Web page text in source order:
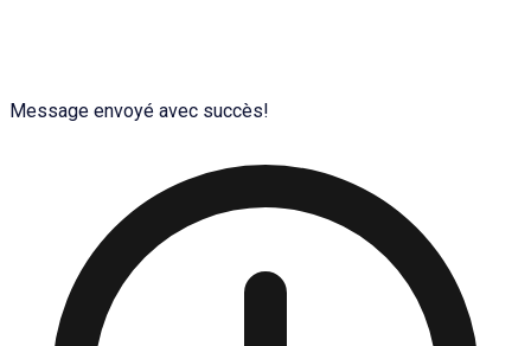
Message envoyé avec succès!